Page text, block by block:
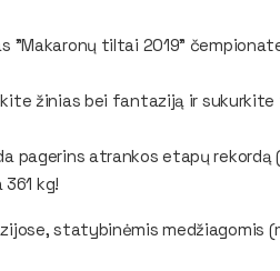
"Makaronų tiltai 2019"
žinias bei fantaziją ir
pagerins atrankos etapų rekordą
kg!
statybinėmis medžiagomis